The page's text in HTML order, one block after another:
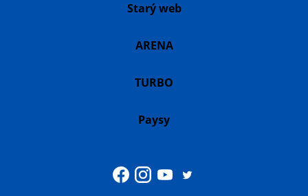
Starý web
ARENA
TURBO
Paysy